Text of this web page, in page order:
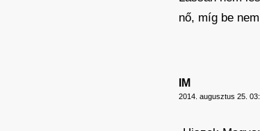
nő, míg be
IM
2014. augusztus 25.